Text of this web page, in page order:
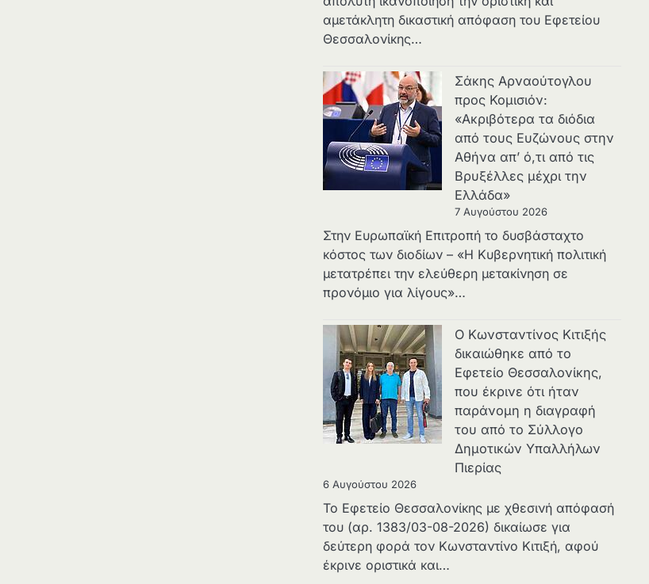
αμετάκλητη δικαστική απόφαση του Εφετείου
Θεσσαλονίκης…
Σάκης Αρναούτογλου
προς Κομισιόν:
«Ακριβότερα τα διόδια
από τους Ευζώνους στην
Αθήνα απ’ ό,τι από τις
Βρυξέλλες μέχρι την
Ελλάδα»
7 Αυγούστου 2026
Στην Ευρωπαϊκή Επιτροπή το δυσβάσταχτο
κόστος των διοδίων – «Η Κυβερνητική πολιτική
μετατρέπει την ελεύθερη μετακίνηση σε
προνόμιο για λίγους»…
Ο Κωνσταντίνος Κιτιξής
δικαιώθηκε από το
Εφετείο Θεσσαλονίκης,
που έκρινε ότι ήταν
παράνομη η διαγραφή
του από το Σύλλογο
Δημοτικών Υπαλλήλων
Πιερίας
6 Αυγούστου 2026
Το Εφετείο Θεσσαλονίκης με χθεσινή απόφασή
του (αρ. 1383/03-08-2026) δικαίωσε για
δεύτερη φορά τον Κωνσταντίνο Κιτιξή, αφού
έκρινε οριστικά και…